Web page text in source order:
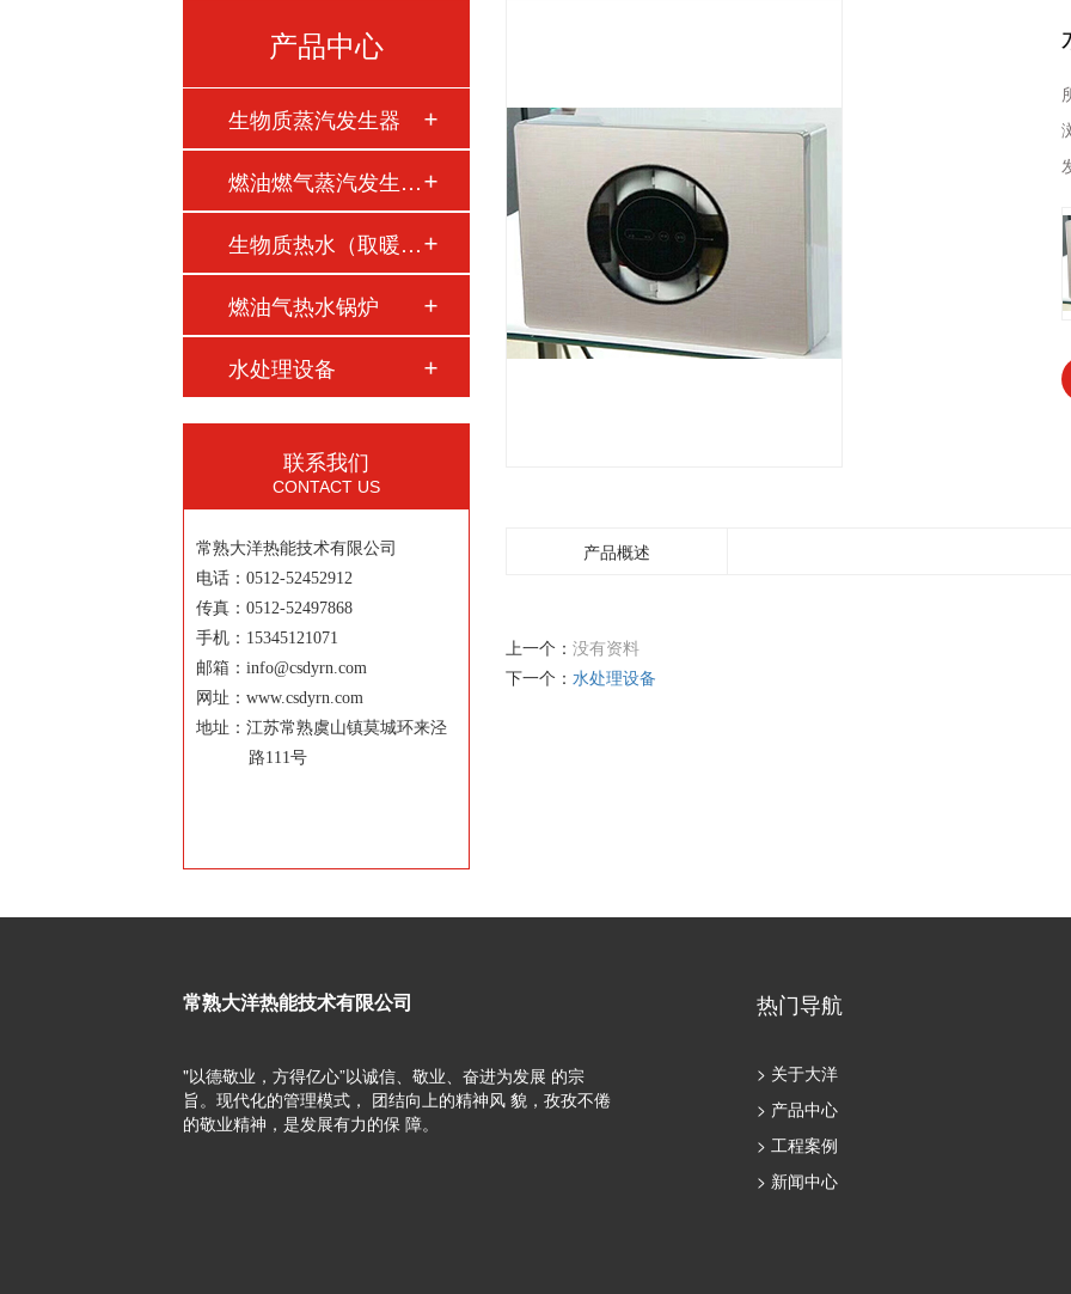
产品中心
生物质蒸汽发生器
燃油燃气蒸汽发生器…
生物质热水（取暖）…
燃油气热水锅炉
水处理设备
联系我们
CONTACT US
常熟大洋热能技术有限公司
电话：0512-52452912
传真：0512-52497868
手机：15345121071
邮箱：info@csdyrn.com
网址：www.csdyrn.com
地址：江苏常熟虞山镇莫城环来泾
路111号
产品概述
上一个： 没有资料
下一个： 水处理设备
常熟大洋热能技术有限公司
"以德敬业，方得亿心”以诚信、敬业、奋进为发展 的宗
旨。现代化的管理模式， 团结向上的精神风 貌，孜孜不倦
的敬业精神，是发展有力的保 障。
热门导航
> 关于大洋
> 产品中心
> 工程案例
> 新闻中心